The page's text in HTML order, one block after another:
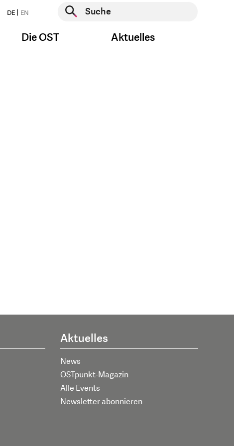
DE EN
Suche starten
Die OST Aktuelles
Aktuelles
News
OSTpunkt-Magazin
Alle Events
Newsletter abonnieren